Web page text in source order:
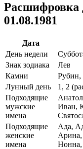
Расшифровка
01.08.1981
Дата
День недели
Знак зодиака
Лев
Камни
Рубин,
Лунный день
1, 2
Подходящие
мужские
имена
Иван,
Подходящие
женские
имена
Ада,
Нонна,